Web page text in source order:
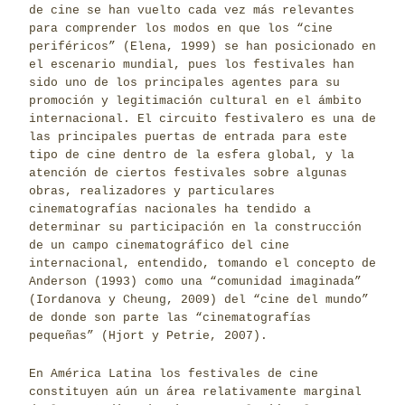
de cine se han vuelto cada vez más relevantes
para comprender los modos en que los “cine
periféricos” (Elena, 1999) se han posicionado en
el escenario mundial, pues los festivales han
sido uno de los principales agentes para su
promoción y legitimación cultural en el ámbito
internacional. El circuito festivalero es una de
las principales puertas de entrada para este
tipo de cine dentro de la esfera global, y la
atención de ciertos festivales sobre algunas
obras, realizadores y particulares
cinematografías nacionales ha tendido a
determinar su participación en la construcción
de un campo cinematográfico del cine
internacional, entendido, tomando el concepto de
Anderson (1993) como una “comunidad imaginada”
(Iordanova y Cheung, 2009) del “cine del mundo”
de donde son parte las “cinematografías
pequeñas” (Hjort y Petrie, 2007).
En América Latina los festivales de cine
constituyen aún un área relativamente marginal